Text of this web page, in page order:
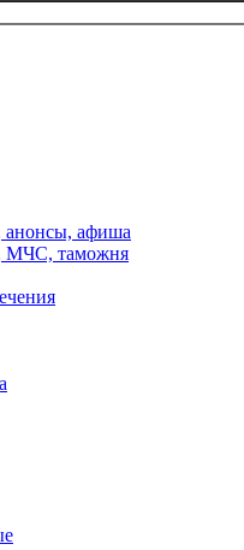
анонсы, афиша
МЧС, таможня